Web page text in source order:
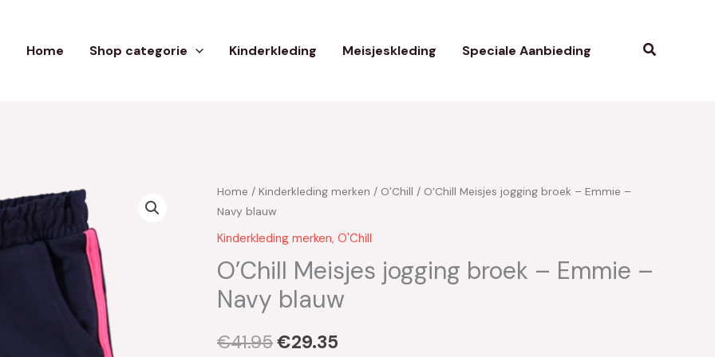
Home Shop categorie Kinderkleding Meisjeskleding Speciale Aanbieding Zoeken
Home / Kinderkleding merken / O'Chill / O’Chill Meisjes jogging broek – Emmie –
Navy blauw
Kinderkleding merken, O'Chill
O’Chill Meisjes jogging broek – Emmie –
Navy blauw
€41.95
Oorspronkelijke
prijs
was:
€41.95.
€29.35
Huidige
prijs
is:
€29.35.